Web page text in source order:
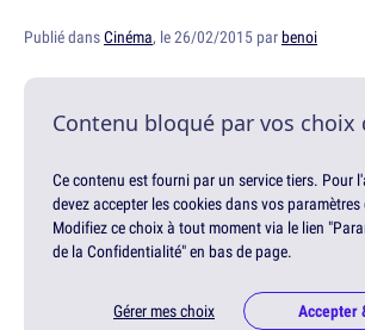
Publié dansCinéma, le 26/02/2015 parbenoi
Contenu bloqué par vos choix
Ce contenu est fourni par un service tiers. Pour
devez accepter les cookies dans vos
Modifiez ce choix à tout moment via le lien
de la Confidentialité" en bas de page.
Gérer mes choix Accepter